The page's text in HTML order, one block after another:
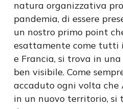
natura organizzativa
pandemia, di essere
un nostro primo point
esattamente come tutti
e Francia, si trova in
ben visibile. Come
accaduto ogni volta
in un nuovo territorio, si